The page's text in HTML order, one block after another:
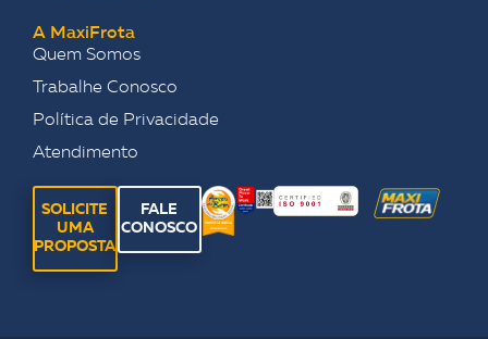
A MaxiFrota
Quem Somos
Trabalhe Conosco
Política de Privacidade
Atendimento
SOLICITE
UMA
PROPOSTA
FALE
CONOSCO